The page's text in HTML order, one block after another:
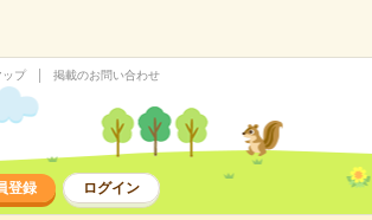
プ 掲載のお問い合わせ
登録 ログイン